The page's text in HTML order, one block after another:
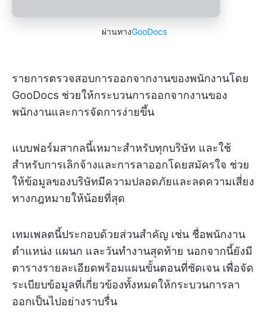
ผ่านทางGooDocs
รายการตรวจสอบการออกจากงานของพนักงานโดย
GooDocs ช่วยให้กระบวนการออกจากงานของ
พนักงานและการจัดการง่ายขึ้น
แบบฟอร์มสากลนี้เหมาะสำหรับทุกบริษัท และใช้
สำหรับการเลิกจ้างและการลาออกโดยสมัครใจ ช่วย
ให้ข้อมูลของบริษัทมีความปลอดภัยและลดความเสี่ยง
ทางกฎหมายให้น้อยที่สุด
เทมเพลตนี้ประกอบด้วยส่วนสำคัญ เช่น ชื่อพนักงาน
ตำแหน่ง แผนก และวันทำงานสุดท้าย นอกจากนี้ยังมี
ตารางรายละเอียดพร้อมแผนขั้นตอนที่ชัดเจน เพื่อจัด
ระเบียบข้อมูลที่เกี่ยวข้องทั้งหมดให้กระบวนการลา
ออกเป็นไปอย่างราบรื่น